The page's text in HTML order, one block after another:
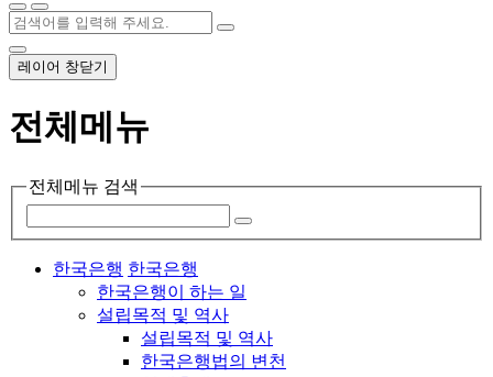
레이어 창닫기
전체메뉴
전체메뉴 검색
한국은행 한국은행
한국은행이 하는 일
설립목적 및 역사
설립목적 및 역사
한국은행법의 변천